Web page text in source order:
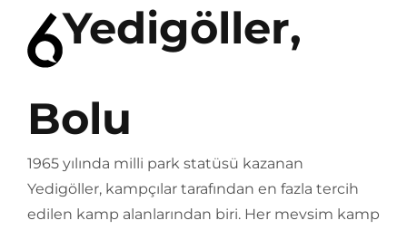
Yedigöller,
Bolu
1965 yılında milli park statüsü kazanan
Yedigöller, kampçılar tarafından en fazla tercih
edilen kamp alanlarından biri. Her mevsim kamp